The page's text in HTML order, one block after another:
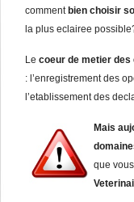
comment bien choisir
la plus eclairee
Le coeur de metier
: l’enregistrement des
l’etablissement des
Mais
que